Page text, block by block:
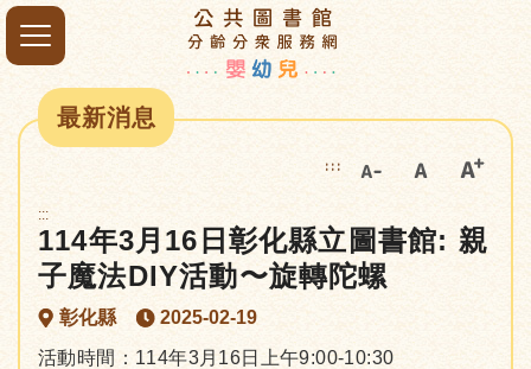
最新消息
:::
:::
114年3月16日彰化縣立圖書館: 親
子魔法DIY活動〜旋轉陀螺
彰化縣
2025-02-19
活動時間：114年3月16日上午9:00-10:30